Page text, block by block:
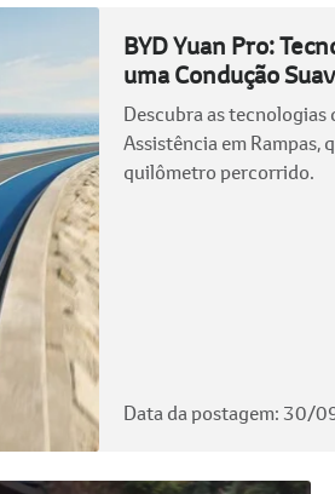
BYD Yuan Pro:
uma Condução
Descubra as tecnologias
Assistência em Rampas,
quilômetro percorrido.
Data da postagem: 30/